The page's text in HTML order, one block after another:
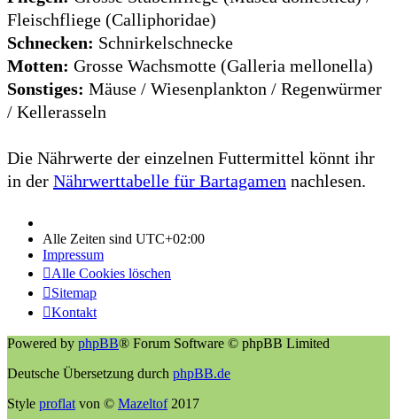
Fleischfliege (Calliphoridae)
Schnecken: Schnirkelschnecke
Motten: Grosse Wachsmotte (Galleria mellonella)
Sonstiges: Mäuse / Wiesenplankton / Regenwürmer
/ Kellerasseln
Die Nährwerte der einzelnen Futtermittel könnt ihr
in der Nährwerttabelle für Bartagamen nachlesen.
Alle Zeiten sind UTC+02:00
Impressum
Alle Cookies löschen
Sitemap
Kontakt
Powered by phpBB® Forum Software © phpBB Limited
Deutsche Übersetzung durch phpBB.de
Style proflat von © Mazeltof2017